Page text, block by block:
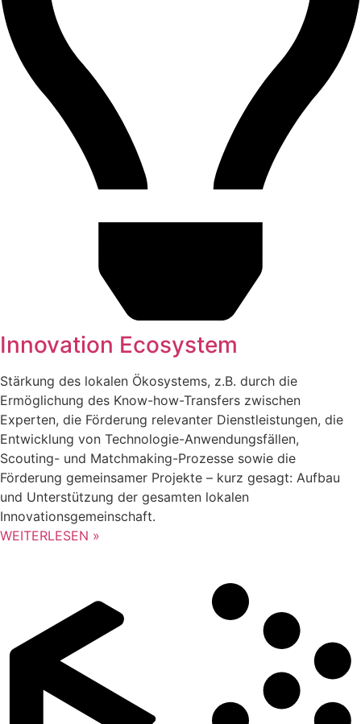
Innovation Ecosystem
Stärkung des lokalen Ökosystems, z.B. durch die
Ermöglichung des Know-how-Transfers zwischen
Experten, die Förderung relevanter Dienstleistungen, die
Entwicklung von Technologie-Anwendungsfällen,
Scouting- und Matchmaking-Prozesse sowie die
Förderung gemeinsamer Projekte – kurz gesagt: Aufbau
und Unterstützung der gesamten lokalen
Innovationsgemeinschaft.
WEITERLESEN »